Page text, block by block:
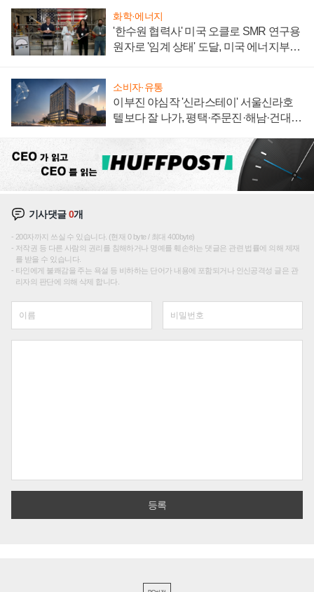
화학·에너지
'한수원 협력사' 미국 오클로 SMR 연구용
원자로 '임계 상태' 도달, 미국 에너지부
소비자·유통
이부진 야심작 '신라스테이' 서울신라호
텔보다 잘 나가, 평택·주문진·해남·건대로
기사댓글0개
200자까지 쓰실 수 있습니다. (현재 0 byte / 최대 400byte)
저작권 등 다른 사람의 권리를 침해하거나 명예를 훼손하는 댓글은 관련 법률에 의해 제재
를 받을 수 있습니다.
타인에게 불쾌감을 주는 욕설 등 비하하는 단어가 내용에 포함되거나 인신공격성 글은 관
리자의 판단에 의해 삭제 합니다.